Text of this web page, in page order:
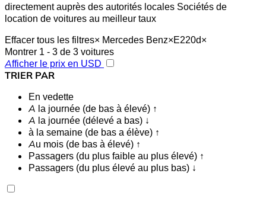
directement auprès des autorités locales Sociétés de
location de voitures au meilleur taux
Effacer tous les filtres× Mercedes Benz×E220d×
Montrer 1 - 3 de 3 voitures
Afficher le prix en USD
TRIER PAR
En vedette
A la journée (de bas à élevé) ↑
A la journée (délevé a bas) ↓
à la semaine (de bas a élève) ↑
Au mois (de bas à élevé) ↑
Passagers (du plus faible au plus élevé) ↑
Passagers (du plus élevé au plus bas) ↓